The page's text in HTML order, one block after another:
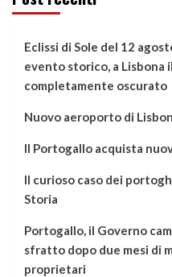
Eclissi di Sole del 12
evento storico, a Lisbona
completamente oscurato
Nuovo aeroporto di
Il Portogallo acquista
Il curioso caso dei
Storia
Portogallo, il Governo
sfratto dopo due mesi di
proprietari